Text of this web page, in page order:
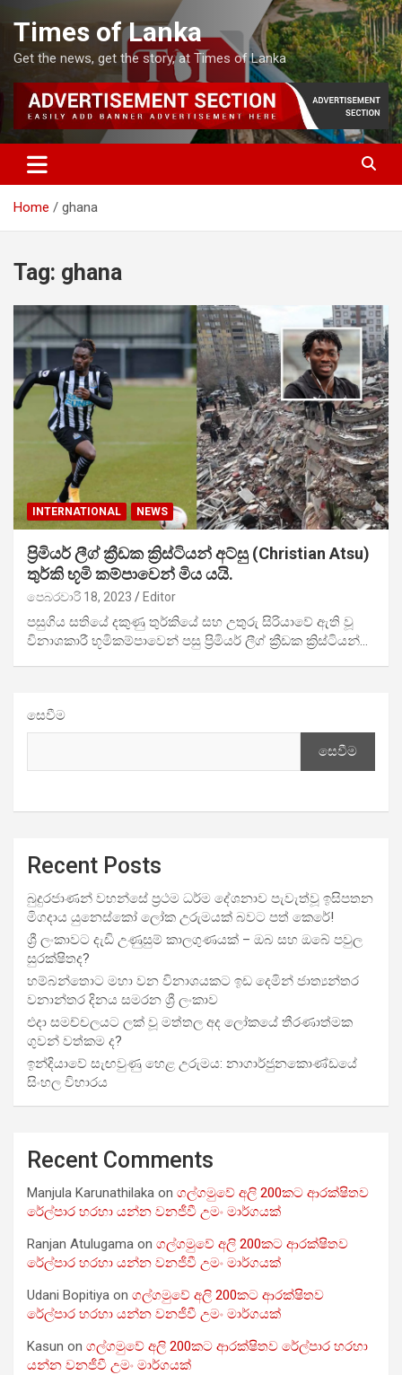
to
content
Times of Lanka
Get the news, get the story, at Times of Lanka
Home ghana
Tag: ghana
INTERNATIONAL NEWS
ප්‍රිමියර් ලීග් ක්‍රීඩක ක්‍රිස්ටියන් අට්සු (Christian Atsu)
තුර්කි භූමි කම්පාවෙන් මිය යයි.
පෙබරවාරි 18, 2023 Editor
පසුගිය සතියේ දකුණු තුර්කියේ සහ උතුරු සිරියාවේ ඇති වූ
විනාශකාරී භූමිකම්පාවෙන් පසු ප්‍රිමියර් ලීග් ක්‍රීඩක ක්‍රිස්ටියන්…
සෙවීම
සෙවීම
Recent Posts
බුදුරජාණන් වහන්සේ ප්‍රථම ධර්ම දේශනාව පැවැත්වූ ඉසිපතන
මිගදාය යුනෙස්කෝ ලෝක උරුමයක් බවට පත් කෙරේ!
ශ්‍රී ලංකාවට දැඩි උණුසුම් කාලගුණයක් – ඔබ සහ ඔබේ පවුල
සුරක්ෂිතද?
හම්බන්තොට මහා වන විනාශයකට ඉඩ දෙමින් ජාත්‍යන්තර
වනාන්තර දිනය සමරන ශ්‍රී ලංකාව
එදා සමච්චලයට ලක් වූ මත්තල අද ලෝකයේ තීරණාත්මක
ගුවන් වත්කම ද?
ඉන්දියාවේ සැඟවුණු හෙළ උරුමය: නාගාර්ජුනකොණ්ඩයේ
සිංහල විහාරය
Recent Comments
Manjula Karunathilaka on ගල්ගමුවේ අලි 200කට ආරක්ෂිතව
රේල්පාර හරහා යන්න වනජීවී උමං මාර්ගයක්
Ranjan Atulugama on ගල්ගමුවේ අලි 200කට ආරක්ෂිතව
රේල්පාර හරහා යන්න වනජීවී උමං මාර්ගයක්
Udani Bopitiya on ගල්ගමුවේ අලි 200කට ආරක්ෂිතව
රේල්පාර හරහා යන්න වනජීවී උමං මාර්ගයක්
Kasun on ගල්ගමුවේ අලි 200කට ආරක්ෂිතව රේල්පාර හරහා
යන්න වනජීවී උමං මාර්ගයක්